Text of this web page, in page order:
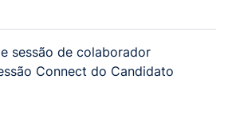
sessão de colaborador
Connect do Candidato